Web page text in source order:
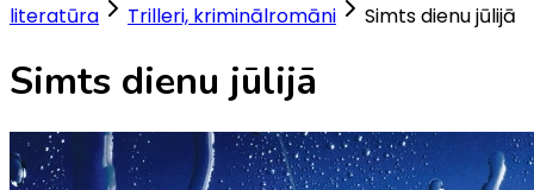
literatūra
Trilleri, kriminālromāni Simts dienu jūlijā
Simts dienu jūlijā